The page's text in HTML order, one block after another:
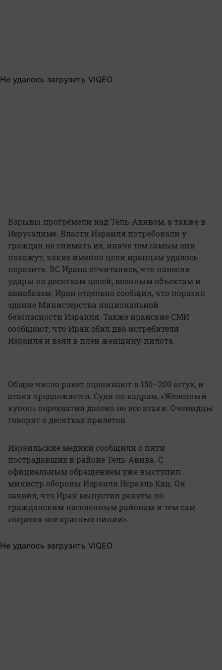
Не удалось загрузить VIQEO
Взрывы прогремели над Тель-Авивом, а также в
Иерусалиме. Власти Израиля потребовали у
граждан не снимать их, иначе тем самым они
покажут, какие именно цели иранцам удалось
поразить. ВС Ирана отчитались, что нанесли
удары по десяткам целей, военным объектам и
авиабазам. Иран отдельно сообщил, что поразил
здание Министерства национальной
безопасности Израиля. Также иранские СМИ
сообщают, что Иран сбил два истребителя
Израиля и взял в плен женщину-пилота.
Общее число ракет оценивают в 150–200 штук, и
атака продолжается. Судя по кадрам, «Железный
купол» перехватил далеко не все атаки. Очевидцы
говорят о десятках прилетов.
Израильские медики сообщили о пяти
пострадавших в районе Тель-Авива. С
официальным обращением уже выступил
министр обороны Израиля Исраэль Кац. Он
заявил, что Иран выпустил ракеты по
гражданским населенным районам и тем сам
«пересек все красные линии».
Не удалось загрузить VIQEO